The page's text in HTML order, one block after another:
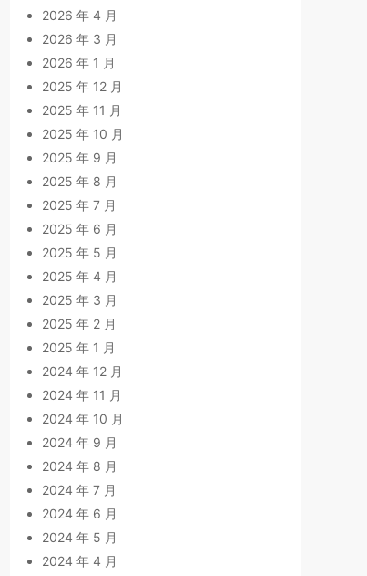
2026 年 4 月
2026 年 3 月
2026 年 1 月
2025 年 12 月
2025 年 11 月
2025 年 10 月
2025 年 9 月
2025 年 8 月
2025 年 7 月
2025 年 6 月
2025 年 5 月
2025 年 4 月
2025 年 3 月
2025 年 2 月
2025 年 1 月
2024 年 12 月
2024 年 11 月
2024 年 10 月
2024 年 9 月
2024 年 8 月
2024 年 7 月
2024 年 6 月
2024 年 5 月
2024 年 4 月